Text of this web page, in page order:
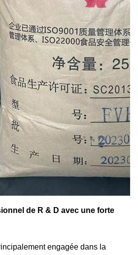
de R & D avec une forte
engagée dans la